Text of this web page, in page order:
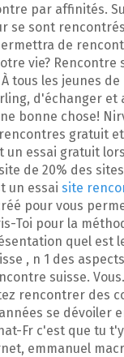
par affinités.
se sont
de
vie? Rencontre
tous les jeunes
d'échanger et
bonne chose!
gratuit
un essai gratuit
de 20% des
un essai site
pour vous
Toi pour la
quel est
, n 1 des
suisse.
rencontrer des
se dévoiler
Fr c'est que tu
emmanuel